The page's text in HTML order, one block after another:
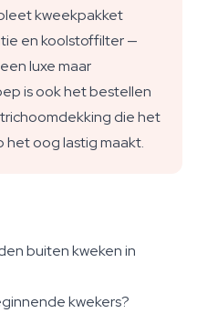
kweekpakket
en koolstoffilter —
luxe maar
is ook het bestellen
die het
het oog lastig maakt.
buiten kweken in
kwekers?